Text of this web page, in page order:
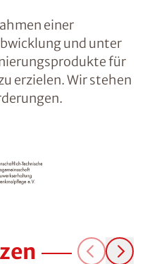
einer
und unter
für
erzielen. Wir stehen